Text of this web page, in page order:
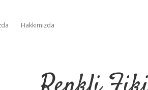
Hakkımızda